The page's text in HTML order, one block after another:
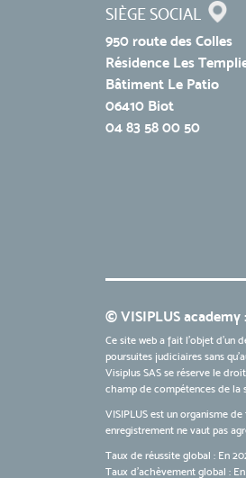
SIÈGE SOCIAL
950 route des Colles
Résidence Les
Bâtiment Le Patio
06410 Biot
04 83 58 00 50
© VISIPLUS
Ce site web a fait l'objet d'un
poursuites judiciaires sans
Visiplus SAS se réserve le
champ de compétences de la
VISIPLUS est un organisme
enregistrement ne vaut pas
Taux de réussite global : En
Taux d’achèvement global :